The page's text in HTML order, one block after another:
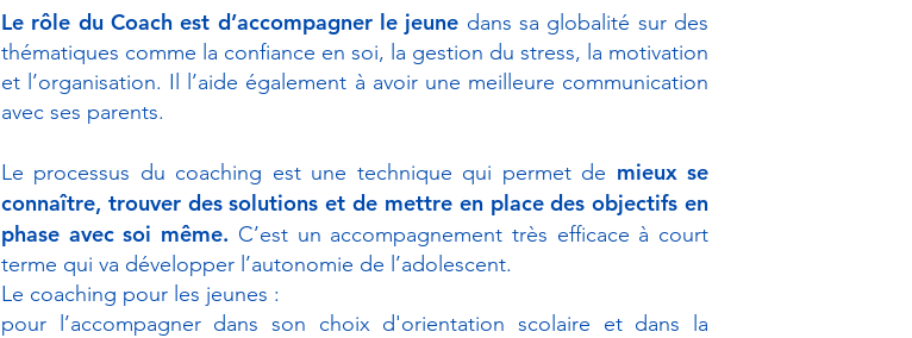
Le rôle du Coach est d’accompagner le jeune dans sa globalité sur des
thématiques comme la confiance en soi, la gestion du stress, la motivation
et l’organisation. Il l’aide également à avoir une meilleure communication
avec ses parents.
Le processus du coaching est une technique qui permet de mieux se
connaître, trouver des solutions et de mettre en place des objectifs en
phase avec soi même. C’est un accompagnement très efficace à court
terme qui va développer l’autonomie de l’adolescent.
Le coaching pour les jeunes :
pour l’accompagner dans son choix d'orientation scolaire et dans la